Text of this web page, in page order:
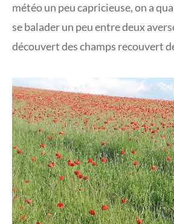
météo un peu capricieuse, on a
se balader un peu entre deux
découvert des champs recouvert